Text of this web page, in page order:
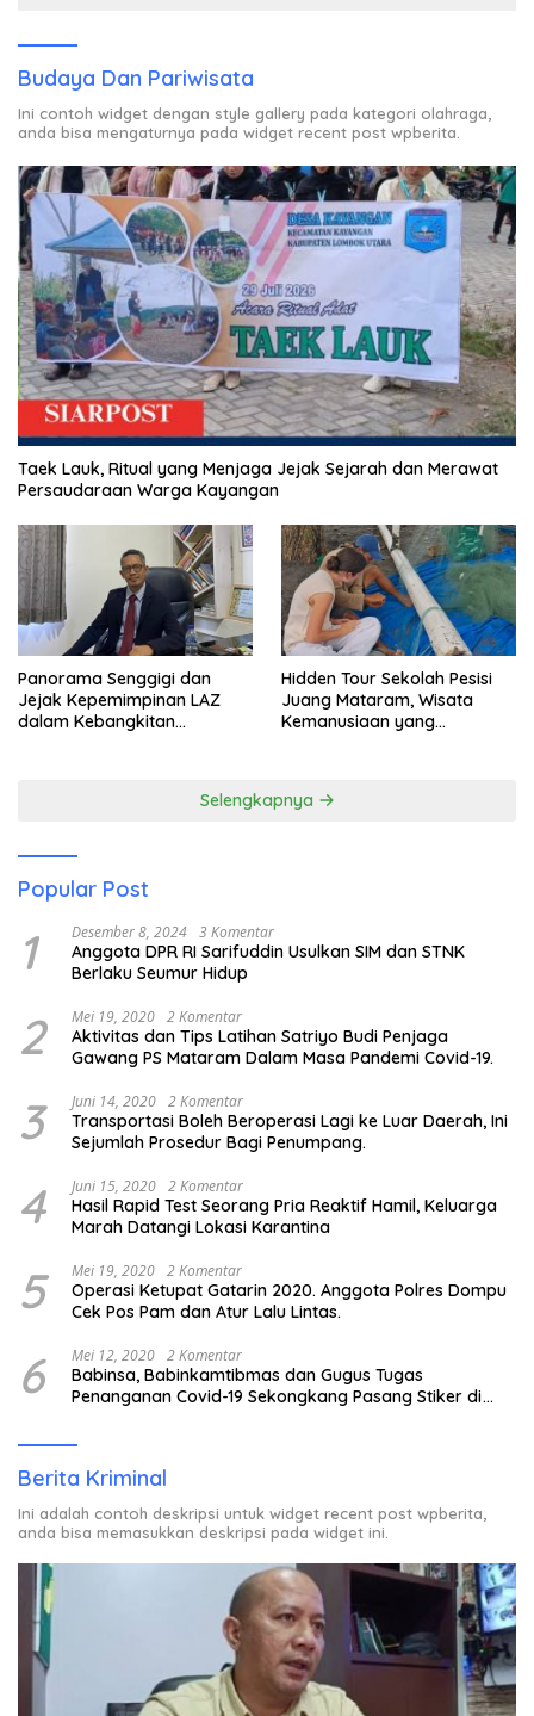
Budaya Dan Pariwisata
Ini contoh widget dengan style gallery pada kategori olahraga,
anda bisa mengaturnya pada widget recent post wpberita.
Taek Lauk, Ritual yang Menjaga Jejak Sejarah dan Merawat
Persaudaraan Warga Kayangan
Panorama Senggigi dan
Jejak Kepemimpinan LAZ
dalam Kebangkitan
Hidden Tour Sekolah Pesisi
Juang Mataram, Wisata
Kemanusiaan yang
Selengkapnya
Popular Post
1 Desember 8, 2024 3 Komentar
Anggota DPR RI Sarifuddin Usulkan SIM dan STNK
Berlaku Seumur Hidup
2 Mei 19, 2020 2 Komentar
Aktivitas dan Tips Latihan Satriyo Budi Penjaga
Gawang PS Mataram Dalam Masa Pandemi Covid-19.
3 Juni 14, 2020 2 Komentar
Transportasi Boleh Beroperasi Lagi ke Luar Daerah, Ini
Sejumlah Prosedur Bagi Penumpang.
4 Juni 15, 2020 2 Komentar
Hasil Rapid Test Seorang Pria Reaktif Hamil, Keluarga
Marah Datangi Lokasi Karantina
5 Mei 19, 2020 2 Komentar
Operasi Ketupat Gatarin 2020. Anggota Polres Dompu
Cek Pos Pam dan Atur Lalu Lintas.
6 Mei 12, 2020 2 Komentar
Babinsa, Babinkamtibmas dan Gugus Tugas
Penanganan Covid-19 Sekongkang Pasang Stiker di
Berita Kriminal
Ini adalah contoh deskripsi untuk widget recent post wpberita,
anda bisa memasukkan deskripsi pada widget ini.